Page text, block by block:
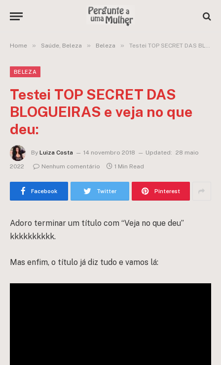
Home » Saúde, Beleza » Beleza » Testei TOP SECRET DAS BLOGUEIRAS e veja no que deu:
BELEZA
Testei TOP SECRET DAS
BLOGUEIRAS e veja no que
deu:
By Luiza Costa 14 novembro 2018 Updated: 28 maio
2022
Nenhum comentário 1 Min Read
Facebook Twitter Pinterest
Adoro terminar um título com “Veja no que deu”
kkkkkkkkkk.
Mas enfim, o título já diz tudo e vamos lá: